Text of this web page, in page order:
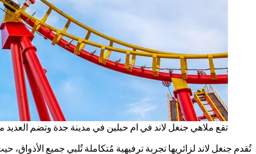
تقع ملاهي جنغل لاند في ام حبلين في مدينة جدة وتضم العديد
تُقدم جنغل لاند لزائريها تجربة ترفيهية مُتكاملة تُلبي جميع